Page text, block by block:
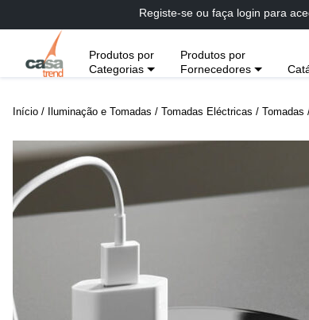
diretamente
conteúdo
Registe-se ou faça login para
Produtos por
Categorias
Produtos por
Fornecedores
Início / Iluminação e Tomadas / Tomadas Eléctricas / Tomadas